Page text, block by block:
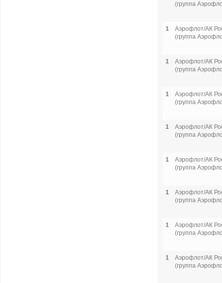
(группа
1
Аэрофлот/АК
(группа
1
Аэрофлот/АК
(группа
1
Аэрофлот/АК
(группа
1
Аэрофлот/АК
(группа
1
Аэрофлот/АК
(группа
1
Аэрофлот/АК
(группа
1
Аэрофлот/АК
(группа
1
Аэрофлот/АК
(группа